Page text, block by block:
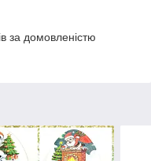
за домовленістю